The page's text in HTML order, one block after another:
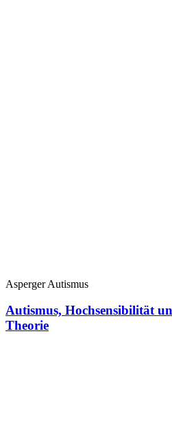
Asperger Autismus
Autismus, Hochsensibilität
Theorie